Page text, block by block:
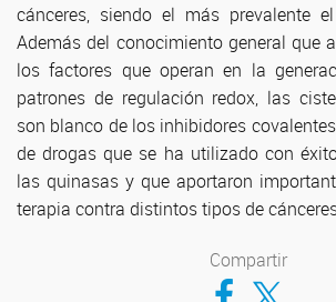
cánceres, siendo el más prevalente
Además del conocimiento general que
los factores que operan en la
patrones de regulación redox, las
son blanco de los inhibidores
de drogas que se ha utilizado con
las quinasas y que aportaron
terapia contra distintos tipos de
Compartir
Compartir en
Compartir en